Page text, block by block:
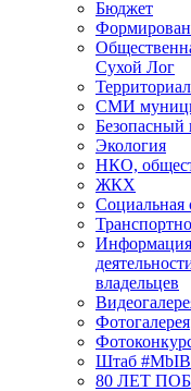
Бюджет
Сухой Лог
СМИ
Безопасный
Экология
НКО,
ЖКХ
Социальная
Информация
владельцев
Фотогалерея
Штаб
80 ЛЕТ